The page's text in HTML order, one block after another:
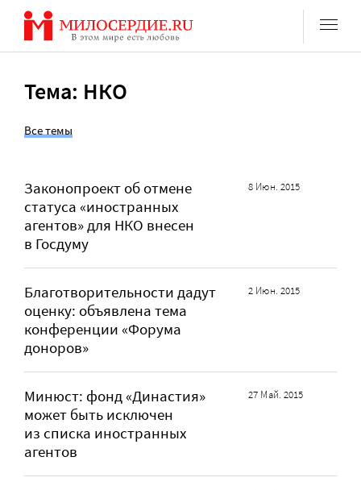
Перейти
содержанию
Тема: НКО
Все темы
Законопроект об отмене
статуса «иностранных
агентов» для НКО внесен
в Госдуму
8 Июн. 2015
Благотворительности дадут
оценку: объявлена тема
конференции «Форума
доноров»
2 Июн. 2015
Минюст: фонд «Династия»
может быть исключен
из списка иностранных
агентов
27 Май. 2015